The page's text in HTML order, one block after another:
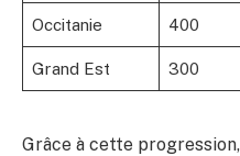
Occitanie 400
Grand Est 300
Grâce à cette